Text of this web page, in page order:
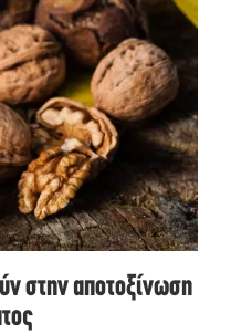
στην αποτοξίνωση